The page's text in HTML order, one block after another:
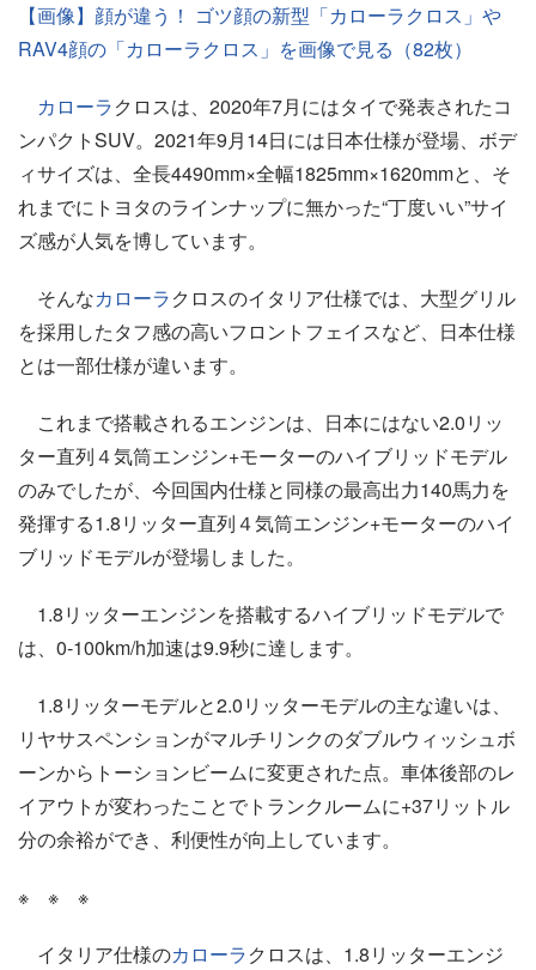
【画像】顔が違う！ ゴツ顔の新型「カローラクロス」や
RAV4顔の「カローラクロス」を画像で見る（82枚）
カローラクロスは、2020年7月にはタイで発表されたコ
ンパクトSUV。2021年9月14日には日本仕様が登場、ボデ
ィサイズは、全長4490mm×全幅1825mm×1620mmと、そ
れまでにトヨタのラインナップに無かった“丁度いい”サイ
ズ感が人気を博しています。
そんなカローラクロスのイタリア仕様では、大型グリル
を採用したタフ感の高いフロントフェイスなど、日本仕様
とは一部仕様が違います。
これまで搭載されるエンジンは、日本にはない2.0リッ
ター直列４気筒エンジン+モーターのハイブリッドモデル
のみでしたが、今回国内仕様と同様の最高出力140馬力を
発揮する1.8リッター直列４気筒エンジン+モーターのハイ
ブリッドモデルが登場しました。
1.8リッターエンジンを搭載するハイブリッドモデルで
は、0-100km/h加速は9.9秒に達します。
1.8リッターモデルと2.0リッターモデルの主な違いは、
リヤサスペンションがマルチリンクのダブルウィッシュボ
ーンからトーションビームに変更された点。車体後部のレ
イアウトが変わったことでトランクルームに+37リットル
分の余裕ができ、利便性が向上しています。
※ ※ ※
イタリア仕様のカローラクロスは、1.8リッターエンジ